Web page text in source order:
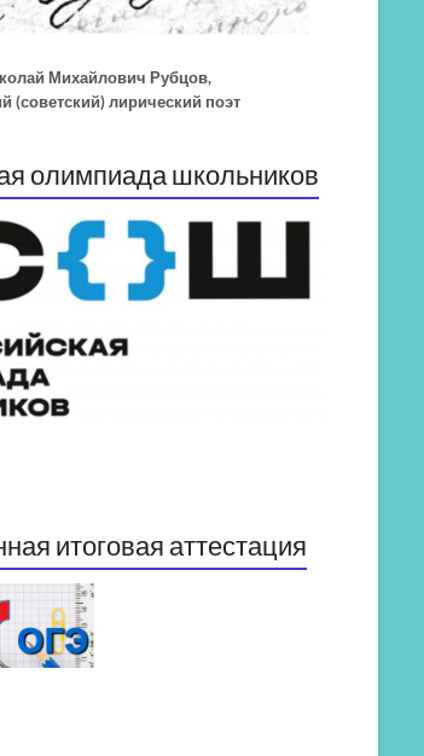
Михайлович Рубцов,
(советский) лирический поэт
олимпиада школьников
итоговая аттестация